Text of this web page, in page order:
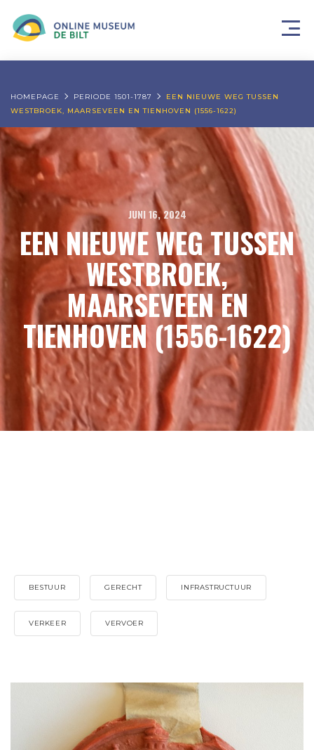
HOMEPAGE PERIODE 1501-1787
EEN NIEUWE WEG TUSSEN
WESTBROEK, MAARSEVEEN EN TIENHOVEN (1556-1622)
JUNI 16, 2024
EEN NIEUWE WEG TUSSEN
WESTBROEK,
MAARSEVEEN EN
TIENHOVEN (1556-1622)
BESTUUR GERECHT INFRASTRUCTUUR
VERKEER VERVOER